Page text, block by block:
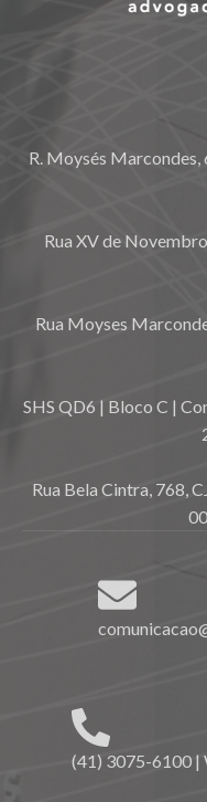
R. Moysés Marcondes,
Rua XV de
Rua Moyses
SHS QD6 | Bloco C |
Rua Bela Cintra, 768,
(41) 3075-6100 |